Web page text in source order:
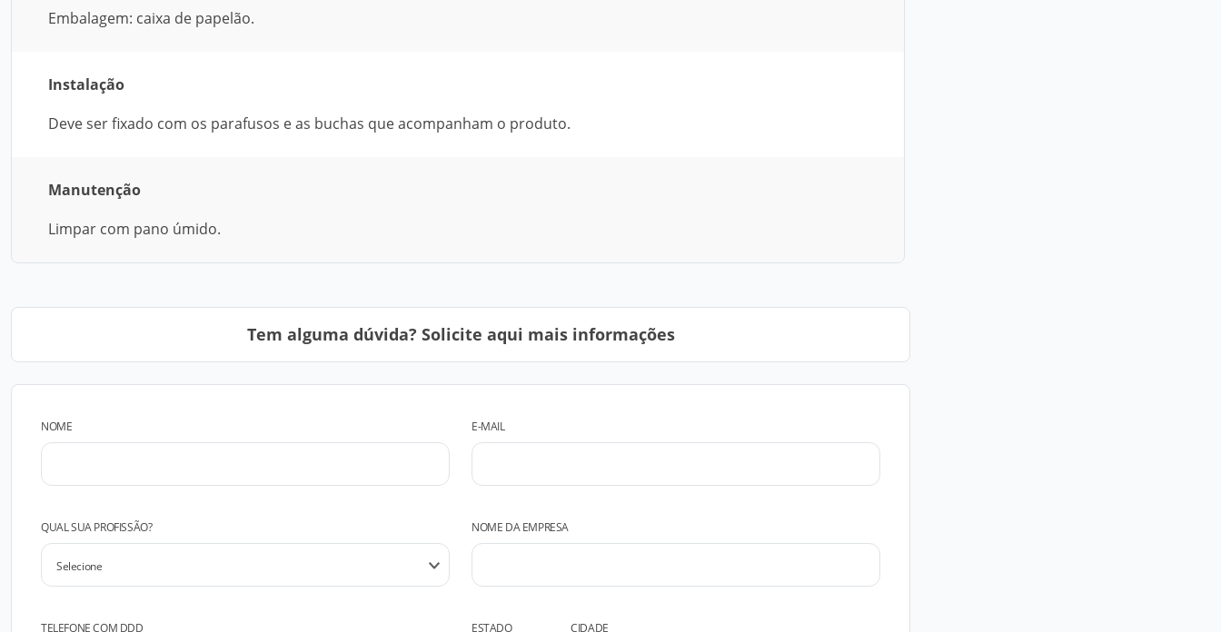
Embalagem: caixa de papelão.
Instalação
Deve ser fixado com os parafusos e as buchas que acompanham o produto.
Manutenção
Limpar com pano úmido.
Tem alguma dúvida? Solicite aqui mais informações
NOME E-MAIL
QUAL SUA PROFISSÃO? NOME DA EMPRESA
TELEFONE COM DDD ESTADO CIDADE